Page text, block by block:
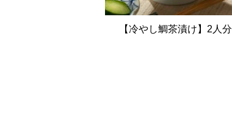
【冷やし鯛茶漬け】2人分